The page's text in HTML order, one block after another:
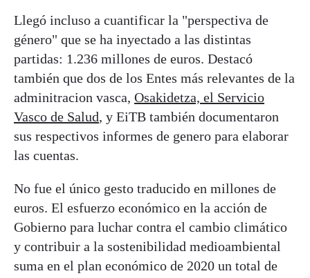
Llegó incluso a cuantificar la "perspectiva de
género" que se ha inyectado a las distintas
partidas: 1.236 millones de euros. Destacó
también que dos de los Entes más relevantes de la
adminitracion vasca, Osakidetza, el Servicio
Vasco de Salud, y EiTB también documentaron
sus respectivos informes de genero para elaborar
las cuentas.
No fue el único gesto traducido en millones de
euros. El esfuerzo económico en la acción de
Gobierno para luchar contra el cambio climático
y contribuir a la sostenibilidad medioambiental
suma en el plan económico de 2020 un total de